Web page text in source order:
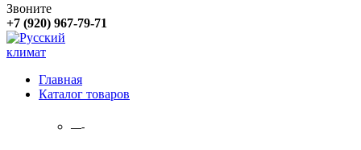
Звоните
+7 (920) 967-79-71
Главная
Каталог товаров
—-